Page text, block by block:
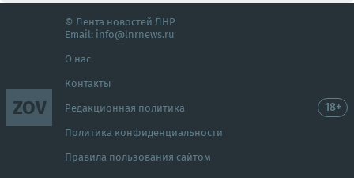
ZOV
© Лента новостей ЛНР
Email: info@lnrnews.ru
О нас
Контакты
Редакционная политика
Политика конфиденциальности
Правила пользования сайтом
18+